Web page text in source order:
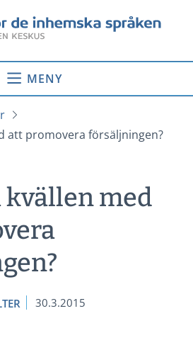
MENY
att promovera försäljningen?
kvällen med
30.3.2015